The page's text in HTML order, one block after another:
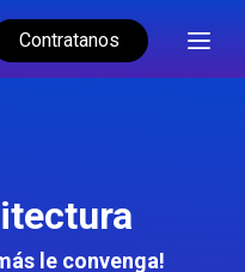
Contratanos
le convenga!